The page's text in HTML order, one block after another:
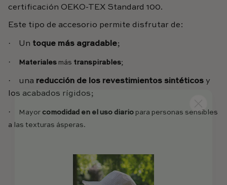
certificación OEKO-TEX Standard 100.
Este tipo de accesorio permite disfrutar de:
· Un toque más agradable;
· Materiales más transpirables;
· una reducción de los revestimientos sintéticos y
los acabados rígidos;
· Mayor comodidad en el uso diario para personas sensibles
a las texturas ásperas.
¡y consigue un código de descuento del 10 %!
Cumpleaños